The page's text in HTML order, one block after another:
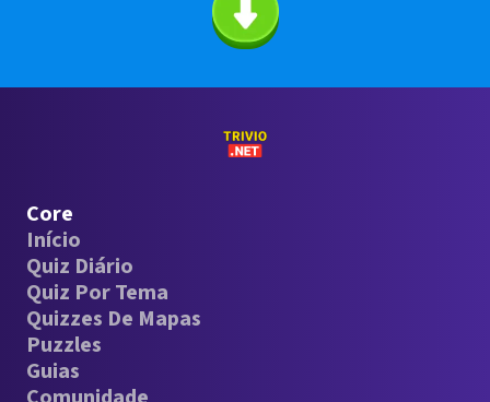
Core
Início
Quiz Diário
Quiz Por Tema
Quizzes De Mapas
Puzzles
Guias